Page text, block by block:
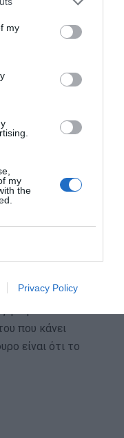
my
my
the
Privacy Policy
απόκτηση του,
χωράει σε κάθε
όπως κι αν παίζει.
δεν θα πρέπει να
την Ισπανία
θα προσπαθήσει
ακόμα πιο υψηλές
στο
και να κάνει το
σίριαλ του
που αλλάζει το
για παίκτη 23
που κάνει
είναι ότι το